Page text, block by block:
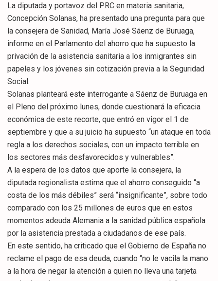
La diputada y portavoz del PRC en materia sanitaria,
Concepción Solanas, ha presentado una pregunta para que
la consejera de Sanidad, María José Sáenz de Buruaga,
informe en el Parlamento del ahorro que ha supuesto la
privación de la asistencia sanitaria a los inmigrantes sin
papeles y los jóvenes sin cotización previa a la Seguridad
Social.
Solanas planteará este interrogante a Sáenz de Buruaga en
el Pleno del próximo lunes, donde cuestionará la eficacia
económica de este recorte, que entró en vigor el 1 de
septiembre y que a su juicio ha supuesto “un ataque en toda
regla a los derechos sociales, con un impacto terrible en
los sectores más desfavorecidos y vulnerables”.
A la espera de los datos que aporte la consejera, la
diputada regionalista estima que el ahorro conseguido “a
costa de los más débiles” será “insignificante”, sobre todo
comparado con los 25 millones de euros que en estos
momentos adeuda Alemania a la sanidad pública española
por la asistencia prestada a ciudadanos de ese país.
En este sentido, ha criticado que el Gobierno de España no
reclame el pago de esa deuda, cuando “no le vacila la mano
a la hora de negar la atención a quien no lleva una tarjeta